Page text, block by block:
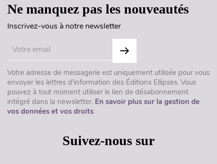
Ne manquez pas les nouveautés
Inscrivez-vous à notre newsletter
Votre adresse de messagerie est uniquement utilisée pour vous
envoyer les lettres d'information des Éditions Ellipses. Vous
pouvez à tout moment utiliser le lien de désabonnement
intégré dans la newsletter. En savoir plus sur la gestion de
vos données et vos droits
Suivez-nous sur